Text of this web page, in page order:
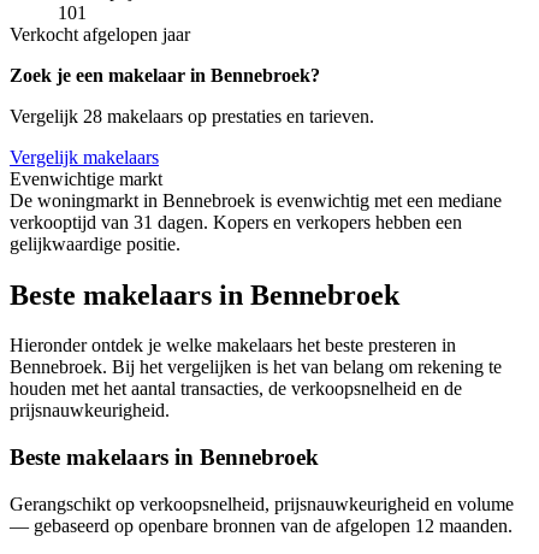
101
Verkocht afgelopen jaar
Zoek je een makelaar in Bennebroek?
Vergelijk 28 makelaars op prestaties en tarieven.
Vergelijk makelaars
Evenwichtige markt
De woningmarkt in Bennebroek is evenwichtig met een mediane
verkooptijd van 31 dagen. Kopers en verkopers hebben een
gelijkwaardige positie.
Beste makelaars in Bennebroek
Hieronder ontdek je welke makelaars het beste presteren in
Bennebroek. Bij het vergelijken is het van belang om rekening te
houden met het aantal transacties, de verkoopsnelheid en de
prijsnauwkeurigheid.
Beste makelaars in Bennebroek
Gerangschikt op verkoopsnelheid, prijsnauwkeurigheid en volume
— gebaseerd op openbare bronnen van de afgelopen 12 maanden.